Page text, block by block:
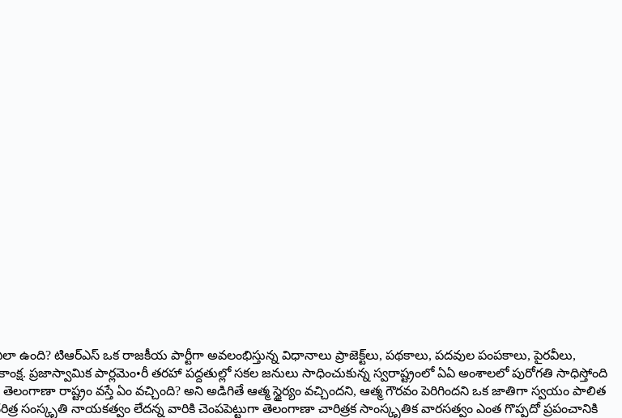
ఉంది? టిఆర్‌ఎస్‌ ఒక రాజకీయ పార్టీగా అవలంభిస్తున్న విధానాలు ప్రాజెక్ట్‌లు, పథకాలు, పదవుల పంపకాలు, పైరవీలు,
ప్రజాస్వామిక పార్లమెం•రీ తరహా పద్దతుల్లో సకల జనులు సాధించుకున్న స్వరాష్ట్రంలో ఏఏ అంశాలలో పురోగతి సాధిస్తోంది
రాష్ట్రం వస్తే ఏం వచ్చింది? అని అడిగితే ఆత్మ స్థైర్యం వచ్చిందని, ఆత్మ గౌరవం పెరిగిందని ఒక జాతిగా స్వయం పాలిత
సంస్కృతి నాయకత్వం లేదన్న వారికి చెంపపెట్టుగా తెలంగాణా చారిత్రక సాంస్కృతిక వారసత్వం ఎంత గొప్పదో ప్రపంచానికి